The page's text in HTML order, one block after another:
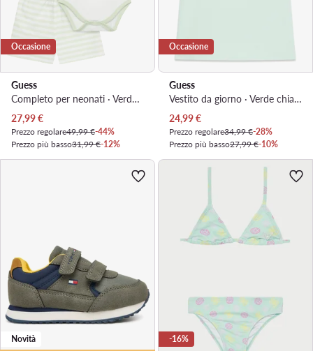
Occasione
Guess
Completo per neonati · Verde chiaro
Prezzo attuale
27,99€
Prezzo regolare49,99 €-44%
Prezzo più basso31,99 €-12%
Occasione
Guess
Vestito da giorno · Verde chiaro
Prezzo attuale
24,99€
Prezzo regolare34,99 €-28%
Prezzo più basso27,99 €-10%
Novità -16%